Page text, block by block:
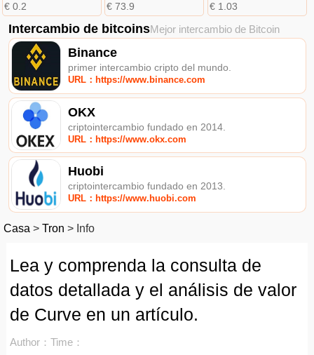
€ 0.2 € 73.9 € 1.03
Intercambio de bitcoinsMejor intercambio de Bitcoin
Binance
primer intercambio cripto del mundo.
URL：https://www.binance.com
OKX
criptointercambio fundado en 2014.
URL：https://www.okx.com
Huobi
criptointercambio fundado en 2013.
URL：https://www.huobi.com
Casa > Tron > Info
Lea y comprenda la consulta de
datos detallada y el análisis de valor
de Curve en un artículo.
Author： Time：